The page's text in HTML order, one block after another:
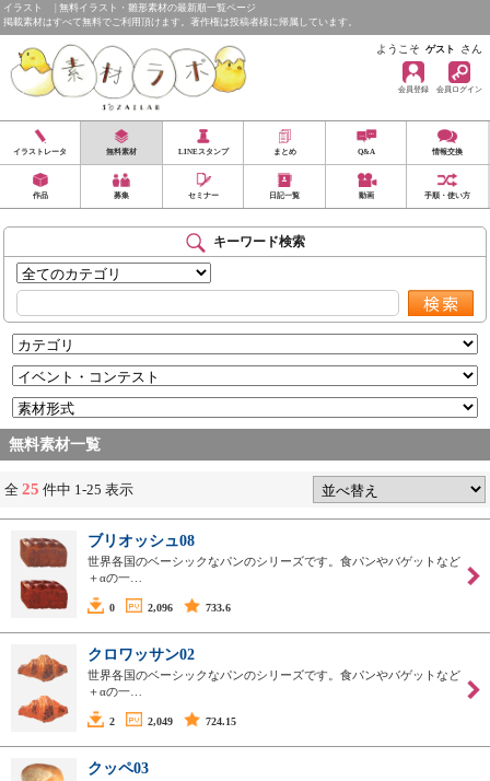
イラスト | 無料イラスト・雛形素材の最新順一覧ページ
掲載素材はすべて無料でご利用頂けます。著作権は投稿者様に帰属しています。
ようこそ ゲスト さん
会員登録 会員ログイン
イラストレータ 無料素材 LINEスタンプ まとめ Q&A 情報交換
作品 募集 セミナー 日記一覧 動画 手順・使い方
キーワード検索
無料素材一覧
全 25 件中 1-25 表示
ブリオッシュ08
世界各国のベーシックなパンのシリーズです。食パンやバゲットなど
＋αの一…
0 2,096 733.6
クロワッサン02
世界各国のベーシックなパンのシリーズです。食パンやバゲットなど
＋αの一…
2 2,049 724.15
クッペ03